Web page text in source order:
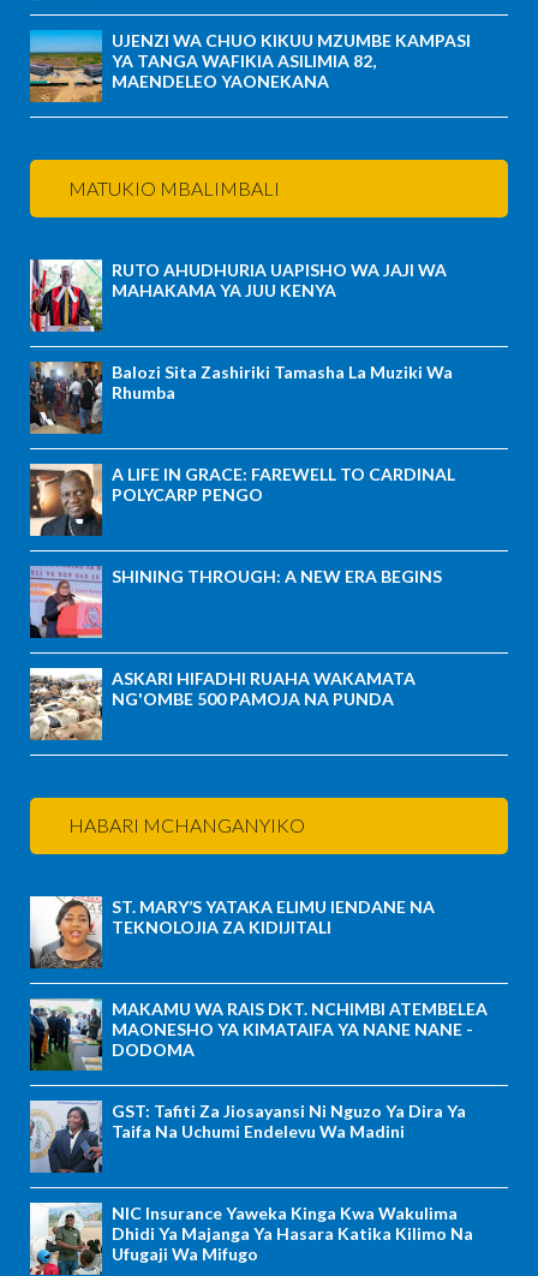
UJENZI WA CHUO KIKUU MZUMBE KAMPASI
YA TANGA WAFIKIA ASILIMIA 82,
MAENDELEO YAONEKANA
MATUKIO MBALIMBALI
RUTO AHUDHURIA UAPISHO WA JAJI WA
MAHAKAMA YA JUU KENYA
Balozi Sita Zashiriki Tamasha La Muziki Wa
Rhumba
A LIFE IN GRACE: FAREWELL TO CARDINAL
POLYCARP PENGO
SHINING THROUGH: A NEW ERA BEGINS
ASKARI HIFADHI RUAHA WAKAMATA
NG'OMBE 500 PAMOJA NA PUNDA
HABARI MCHANGANYIKO
ST. MARY’S YATAKA ELIMU IENDANE NA
TEKNOLOJIA ZA KIDIJITALI
MAKAMU WA RAIS DKT. NCHIMBI ATEMBELEA
MAONESHO YA KIMATAIFA YA NANE NANE -
DODOMA
GST: Tafiti Za Jiosayansi Ni Nguzo Ya Dira Ya
Taifa Na Uchumi Endelevu Wa Madini
NIC Insurance Yaweka Kinga Kwa Wakulima
Dhidi Ya Majanga Ya Hasara Katika Kilimo Na
Ufugaji Wa Mifugo